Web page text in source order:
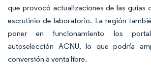
que provocó actualizaciones de las guías
escrutinio de laboratorio. La región
poner en funcionamiento los
autoselección ACNU, lo que podría
conversión a venta libre.